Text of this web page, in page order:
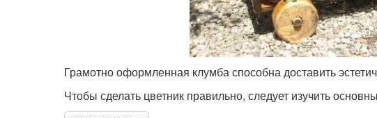
Грамотно оформленная клумба способна доставить
Чтобы сделать цветник правильно, следует изучить